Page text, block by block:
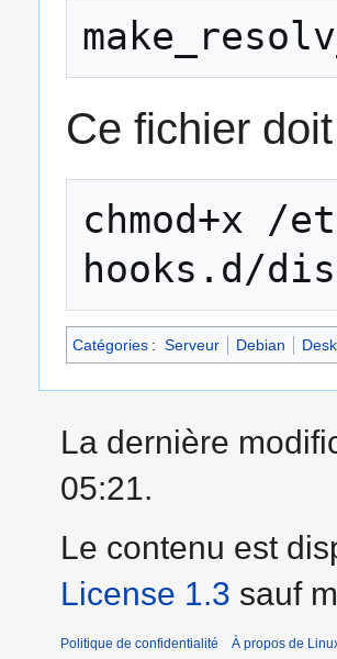
Ce fichier
chmod+x /
hooks.d/
Catégories : Serveur Debian
La dernière
05:21.
Le contenu est
License 1.3 sauf
Politique de confidentialité À propos de